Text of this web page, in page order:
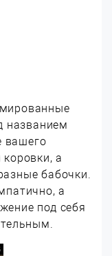
названием
вашего
а
бабочки.
а
под себя